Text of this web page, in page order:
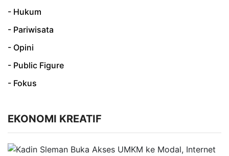
- Hukum
- Pariwisata
- Opini
- Public Figure
- Fokus
EKONOMI KREATIF